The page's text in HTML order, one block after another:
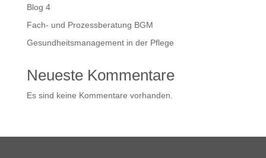
Blog 4
Fach- und Prozessberatung BGM
Gesundheitsmanagement in der Pflege
Neueste Kommentare
Es sind keine Kommentare vorhanden.